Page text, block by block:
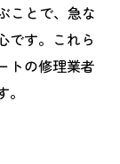
ことで、急な
です。これら
トの修理業者